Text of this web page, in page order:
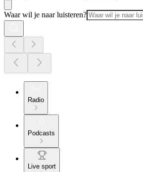
Waar wil je naar luisteren?
Radio
Podcasts
Live sport